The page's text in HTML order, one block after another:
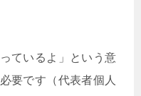
ているよ」という意
要です（代表者個人